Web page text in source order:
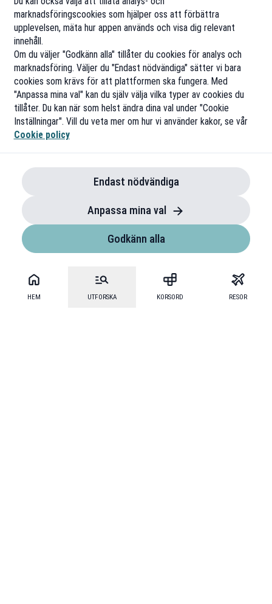
HEM UTFORSKA KORSORD RESOR
marknadsföringscookies som hjälper oss att förbättra
upplevelsen, mäta hur appen används och visa dig relevant
innehåll.
Om du väljer "Godkänn alla" tillåter du cookies för analys och
marknadsföring. Väljer du "Endast nödvändiga" sätter vi bara
cookies som krävs för att plattformen ska fungera. Med
"Anpassa mina val" kan du själv välja vilka typer av cookies du
tillåter. Du kan när som helst ändra dina val under "Cookie
Inställningar". Vill du veta mer om hur vi använder kakor, se vår
Cookie policy
Endast nödvändiga
Anpassa mina val
Godkänn alla